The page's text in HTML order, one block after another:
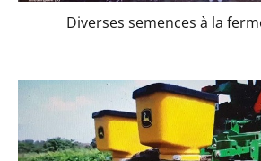
Diverses semences à la